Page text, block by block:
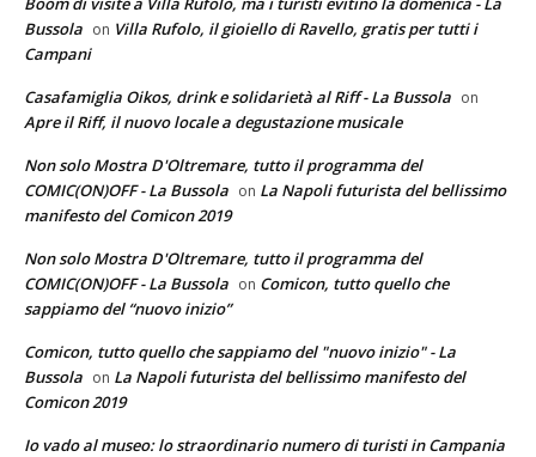
Bussola on Villa Rufolo, il gioiello di Ravello, gratis per tutti i
Campani
Casafamiglia Oikos, drink e solidarietà al Riff - La Bussola on
Apre il Riff, il nuovo locale a degustazione musicale
Non solo Mostra D'Oltremare, tutto il programma del
COMIC(ON)OFF - La Bussola on La Napoli futurista del bellissimo
manifesto del Comicon 2019
Non solo Mostra D'Oltremare, tutto il programma del
COMIC(ON)OFF - La Bussola on Comicon, tutto quello che
sappiamo del “nuovo inizio”
Comicon, tutto quello che sappiamo del "nuovo inizio" - La
Bussola on La Napoli futurista del bellissimo manifesto del
Comicon 2019
Io vado al museo: lo straordinario numero di turisti in Campania